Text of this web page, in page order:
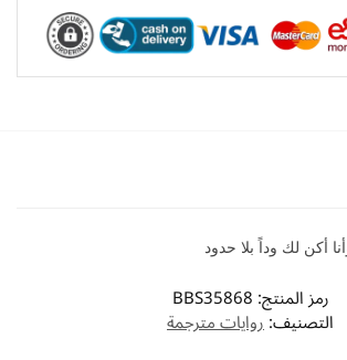
أكن لك وداً بلا حدود
رمز المنتج:BBS35868
التصنيف:روايات مترجمة